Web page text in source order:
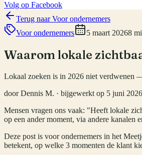
Volg op Facebook
Terug naarVoor ondernemers
Voor ondernemers
5 maart 20268
Waarom lokale
Lokaal zoeken is in 2026 niet verdwenen
doorDennis M. · bijgewerkt op 5 juni 2026
Mensen vragen ons vaak: "Heeft lokale
op een ander moment, via andere kanalen
Deze post is voor ondernemers in het
betekent, op welke 3 momenten de klant